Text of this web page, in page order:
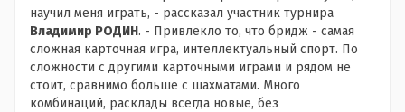
научил меня играть, - рассказал участник турнира
Владимир РОДИН. - Привлекло то, что бридж - самая
сложная карточная игра, интеллектуальный спорт. По
сложности с другими карточными играми и рядом не
стоит, сравнимо больше с шахматами. Много
комбинаций, расклады всегда новые, без